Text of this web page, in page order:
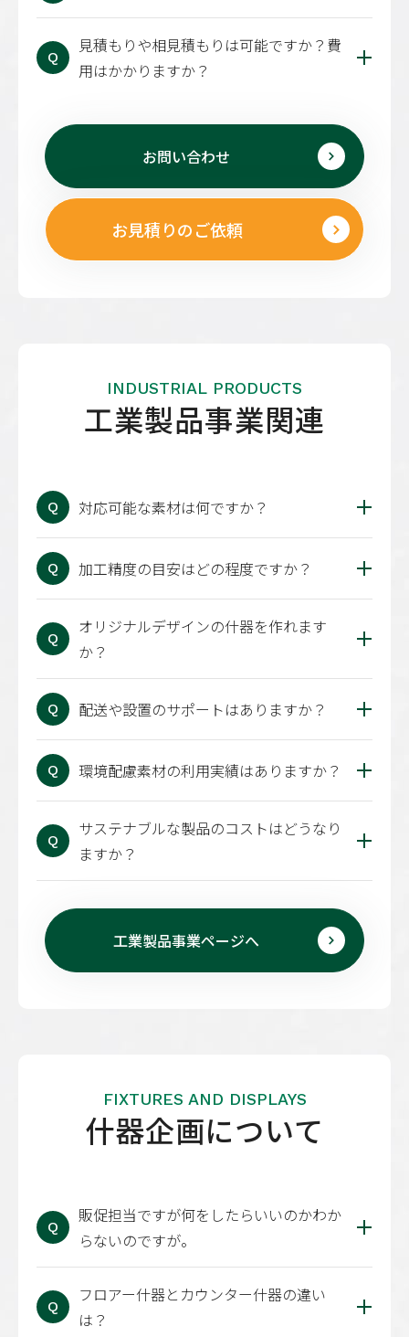
Q
見積もりや相見積もりは可能ですか？費
用はかかりますか？
お問い合わせ
お見積りのご依頼
INDUSTRIAL PRODUCTS
工業製品事業関連
Q 対応可能な素材は何ですか？
Q 加工精度の目安はどの程度ですか？
Q
オリジナルデザインの什器を作れます
か？
Q 配送や設置のサポートはありますか？
Q 環境配慮素材の利用実績はありますか？
Q
サステナブルな製品のコストはどうなり
ますか？
工業製品事業ページへ
FIXTURES AND DISPLAYS
什器企画について
Q
販促担当ですが何をしたらいいのかわか
らないのですが。
Q
フロアー什器とカウンター什器の違い
は？